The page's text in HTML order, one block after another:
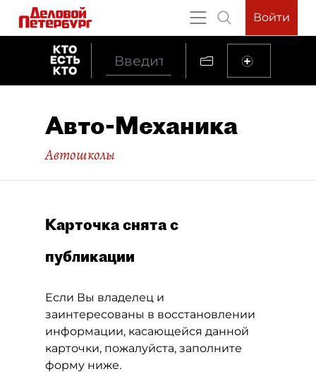
Войти
Авто-Механика
Автошколы
Карточка снята с
публикации
Если Вы владелец и
заинтересованы в восстановлении
информации, касающейся данной
карточки, пожалуйста, заполните
форму ниже.